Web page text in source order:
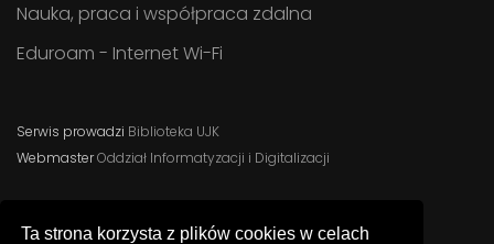
Nauka, praca i współpraca zdalna
Eduroam - Internet Wi-Fi
Serwis prowadzi Biblioteka UJK
WebmasterOddział Informatyzacji i Digitalizacji
Ta strona korzysta z plików cookies w celach